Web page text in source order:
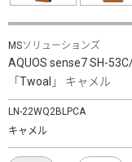
MSソリューションズ
AQUOS sense7 SH-
「Twoal」 キャメル
LN-22WQ2BLPCA
キャメル